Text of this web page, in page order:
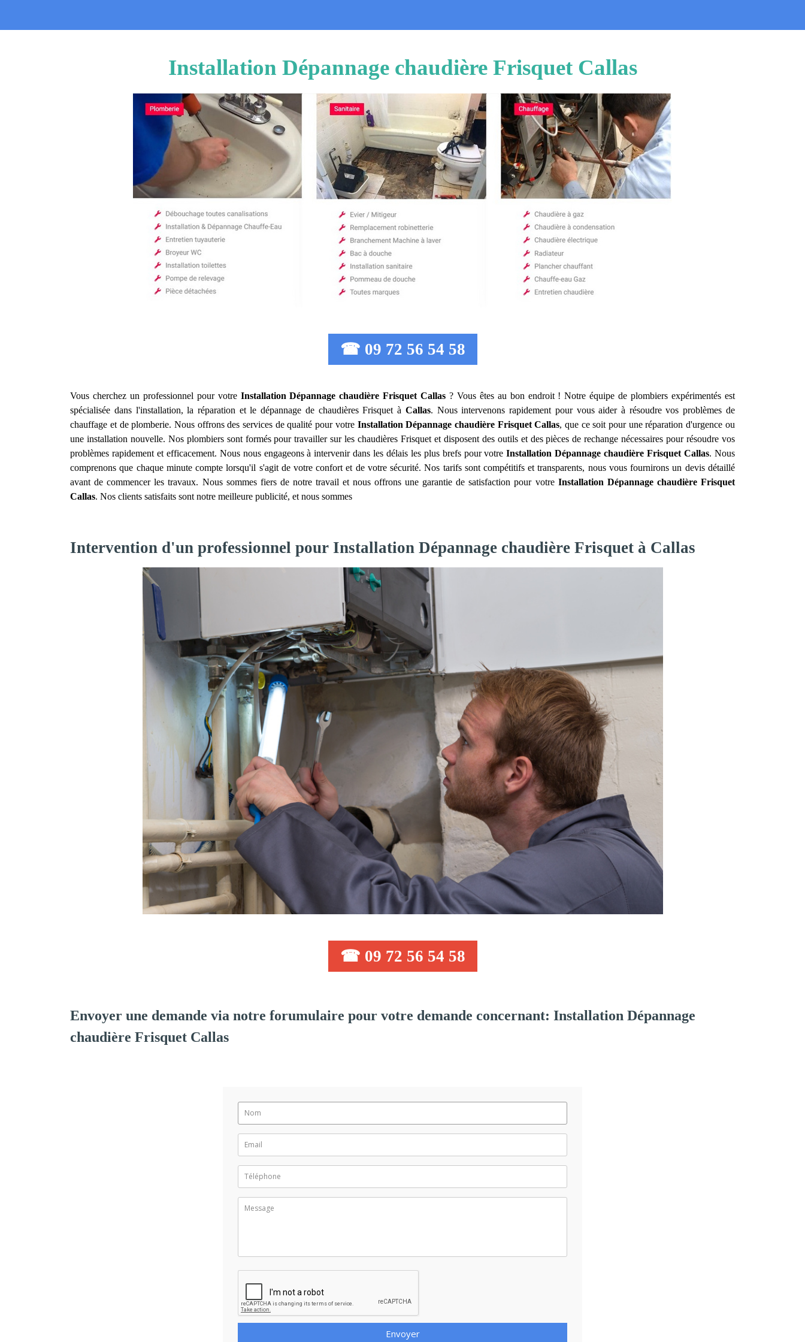
Installation Dépannage chaudière Frisquet Callas
☎ 09 72 56 54 58
Vous cherchez un professionnel pour votre Installation Dépannage chaudière Frisquet Callas ? Vous êtes au bon endroit ! Notre équipe de plombiers expérimentés est
spécialisée dans l'installation, la réparation et le dépannage de chaudières Frisquet à Callas. Nous intervenons rapidement pour vous aider à résoudre vos problèmes de
chauffage et de plomberie. Nous offrons des services de qualité pour votre Installation Dépannage chaudière Frisquet Callas, que ce soit pour une réparation d'urgence ou
une installation nouvelle. Nos plombiers sont formés pour travailler sur les chaudières Frisquet et disposent des outils et des pièces de rechange nécessaires pour résoudre vos
problèmes rapidement et efficacement. Nous nous engageons à intervenir dans les délais les plus brefs pour votreInstallation Dépannage chaudière Frisquet Callas. Nous
comprenons que chaque minute compte lorsqu'il s'agit de votre confort et de votre sécurité. Nos tarifs sont compétitifs et transparents, nous vous fournirons un devis détaillé
avant de commencer les travaux. Nous sommes fiers de notre travail et nous offrons une garantie de satisfaction pour votre Installation Dépannage chaudière Frisquet
Callas. Nos clients satisfaits sont notre meilleure publicité, et nous sommes
Intervention d'un professionnel pour Installation Dépannage chaudière Frisquet à Callas
☎ 09 72 56 54 58
Envoyer une demande via notre forumulaire pour votre demande concernant: Installation Dépannage
chaudière Frisquet Callas
Envoyer